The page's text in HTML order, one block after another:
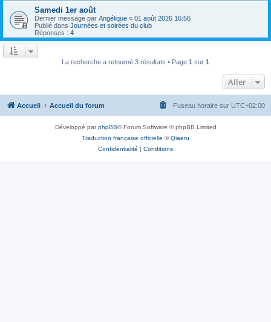
Samedi 1er août
Dernier message par Angélique « 01 août 2026 16:56
Publié dans Journées et soirées du club
Réponses : 4
La recherche a retourné 3 résultats • Page 1 sur 1
Aller
Accueil Accueil du forum Fuseau horaire sur UTC+02:00
Développé parphpBB® Forum Software © phpBB Limited
Traduction française officielle ©Qiaeru
Confidentialité | Conditions